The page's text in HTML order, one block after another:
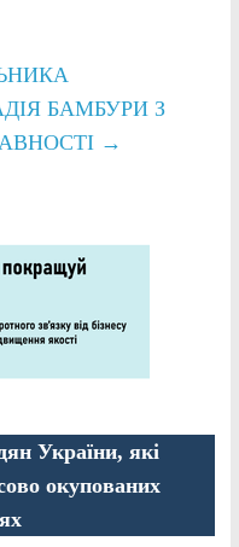
БАМБУРИ З
→
України, які
окупованих